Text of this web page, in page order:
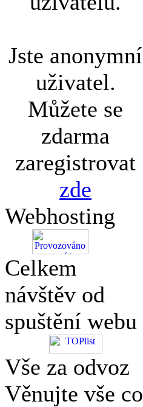
Jste anonymní
uživatel.
Můžete se
zdarma
zaregistrovat
zde
Webhosting
Celkem
návštěv od
spuštění webu
Vše za odvoz
Věnujte vše co